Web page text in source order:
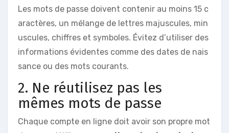
Les mots de passe doivent contenir au moins 15 c
aractères, un mélange de lettres majuscules, min
uscules, chiffres et symboles. Évitez d’utiliser des
informations évidentes comme des dates de nais
sance ou des mots courants.
2. Ne réutilisez pas les
mêmes mots de passe
Chaque compte en ligne doit avoir son propre mot